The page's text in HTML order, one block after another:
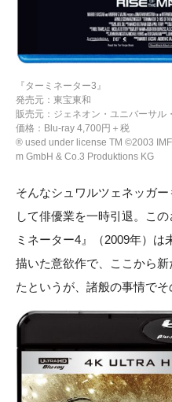
『ターミネーター3』
発売元：東宝東和
販売元：ジェネオン・ユニバーサル
価格：Blu-ray 4,700円＋税
® used under license TM ©2003
m GmbH & Co.3 Produktions KG
そんなシュワルツェネッガ
して俳優業を一時引退。こ
ミネーター4』（2009年）
描いた意欲作で、ここから
たというが、諸般の事情でそ